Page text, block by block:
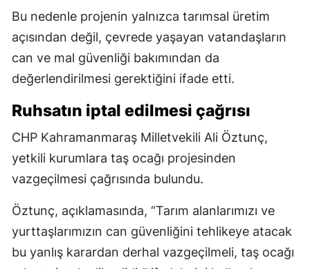
Bu nedenle projenin yalnızca tarımsal üretim
açısından değil, çevrede yaşayan vatandaşların
can ve mal güvenliği bakımından da
değerlendirilmesi gerektiğini ifade etti.
Ruhsatın iptal edilmesi çağrısı
CHP Kahramanmaraş Milletvekili Ali Öztunç,
yetkili kurumlara taş ocağı projesinden
vazgeçilmesi çağrısında bulundu.
Öztunç, açıklamasında, “Tarım alanlarımızı ve
yurttaşlarımızın can güvenliğini tehlikeye atacak
bu yanlış karardan derhal vazgeçilmeli, taş ocağı